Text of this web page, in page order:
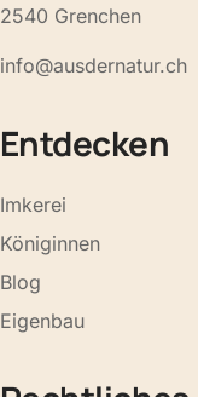
2540 Grenchen
info@ausdernatur.ch
Entdecken
Imkerei
Königinnen
Blog
Eigenbau